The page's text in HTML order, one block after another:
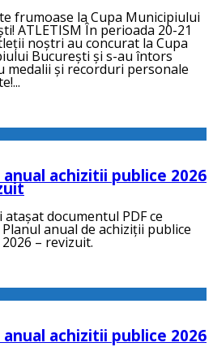
frumoase la Cupa Municipiului
ATLETISM În perioada 20-21
noștri au concurat la Cupa
București și s-au întors
medalii și recorduri personale
anual achizitii publice 2026
atașat documentul PDF ce
anual de achiziții publice
– revizuit.
anual achizitii publice 2026